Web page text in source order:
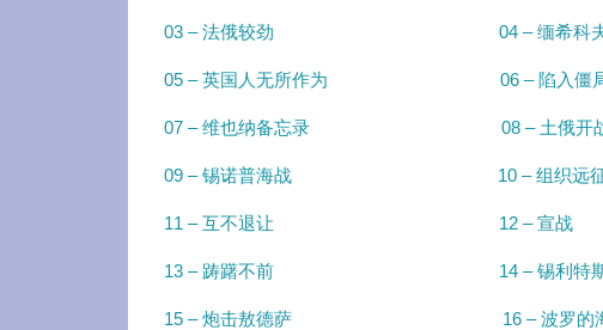
03 – 法俄较劲 04 – 缅希科
05 – 英国人无所作为 06 – 陷入僵
07 – 维也纳备忘录 08 – 土俄开
09 – 锡诺普海战 10 – 组织远
11 – 互不退让 12 – 宣战
13 – 踌躇不前 14 – 锡利特
15 – 炮击敖德萨 16 – 波罗的